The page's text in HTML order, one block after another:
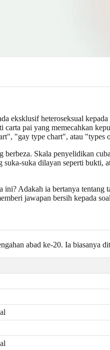
eksklusif heteroseksual
pai yang memecahkan
"gay type chart", atau "types
Skala penyelidikan
suka dilayan seperti bukti,
Adakah ia bertanya
jawapan bersih kepada
abad ke-20. Ia biasanya